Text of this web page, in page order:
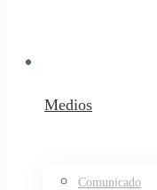
Medios
Comunicado